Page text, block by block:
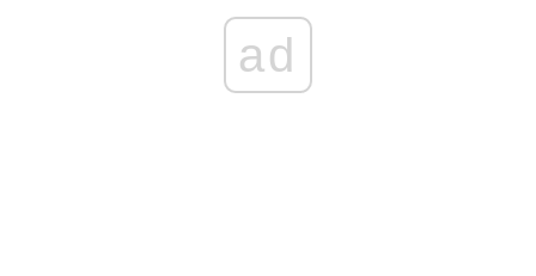
ad